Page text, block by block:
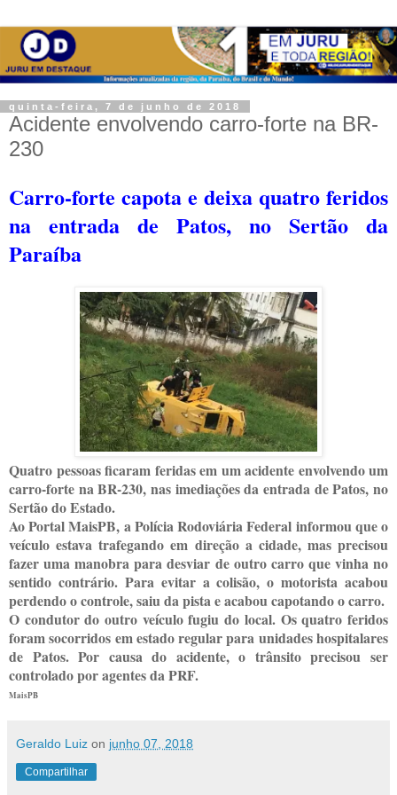
quinta-feira, 7 de junho de 2018
Acidente envolvendo carro-forte na BR-
230
Carro-forte capota e deixa quatro feridos
na entrada de Patos, no Sertão da
Paraíba
Quatro pessoas ficaram feridas em um acidente envolvendo um
carro-forte na BR-230, nas imediações da entrada de Patos, no
Sertão do Estado.
Ao Portal MaisPB, a Polícia Rodoviária Federal informou que o
veículo estava trafegando em direção a cidade, mas precisou
fazer uma manobra para desviar de outro carro que vinha no
sentido contrário. Para evitar a colisão, o motorista acabou
perdendo o controle, saiu da pista e acabou capotando o carro.
O condutor do outro veículo fugiu do local. Os quatro feridos
foram socorridos em estado regular para unidades hospitalares
de Patos. Por causa do acidente, o trânsito precisou ser
controlado por agentes da PRF.
MaisPB
Geraldo Luiz on junho 07, 2018
Compartilhar